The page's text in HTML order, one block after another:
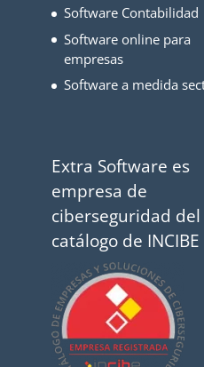
Software Contabilidad
Software online para
empresas
Software a medida
Extra Software es
empresa de
ciberseguridad del
catálogo de INCIBE